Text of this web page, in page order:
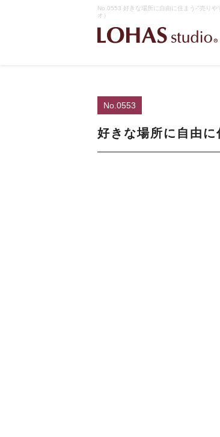
No.0553 好きな場所に自由に住まう-"売り
オ）
No.0553
好きな場所に自由